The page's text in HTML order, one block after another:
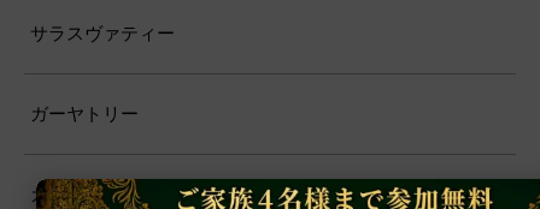
サラスヴァティー
ガーヤトリー
カーリー